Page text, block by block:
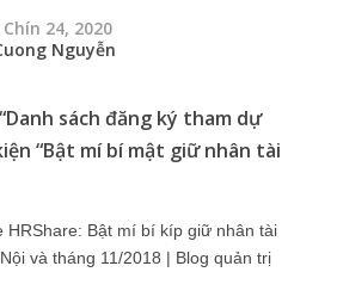
24, 2020
Nguyễn
Danh sách đăng ký tham dự
“Bật mí bí mật giữ nhân tài
HRShare: Bật mí bí kíp giữ nhân tài
và tháng 11/2018 | Blog quản trị